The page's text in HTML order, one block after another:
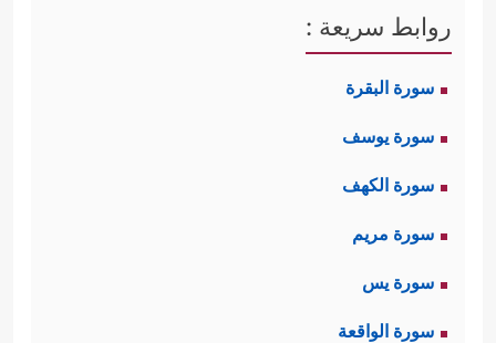
روابط سريعة :
سورة البقرة
سورة يوسف
سورة الكهف
سورة مريم
سورة يس
سورة الواقعة